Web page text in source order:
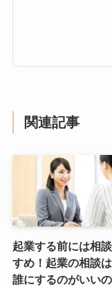
関連記事
起業する前には相
すめ！起業の相談は
誰にするのがいい